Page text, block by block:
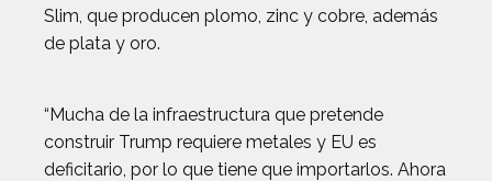
Slim, que producen plomo, zinc y cobre, además
de plata y oro.
“Mucha de la infraestructura que pretende
construir Trump requiere metales y EU es
deficitario, por lo que tiene que importarlos. Ahora